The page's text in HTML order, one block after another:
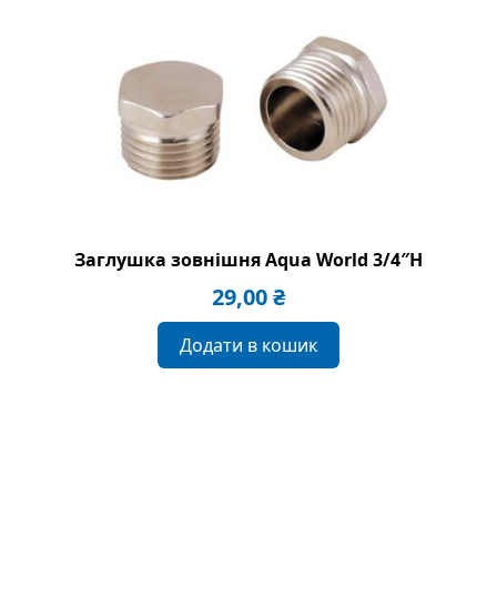
Заглушка зовнішня Aqua World 3/4″H
29,00₴
Додати в кошик